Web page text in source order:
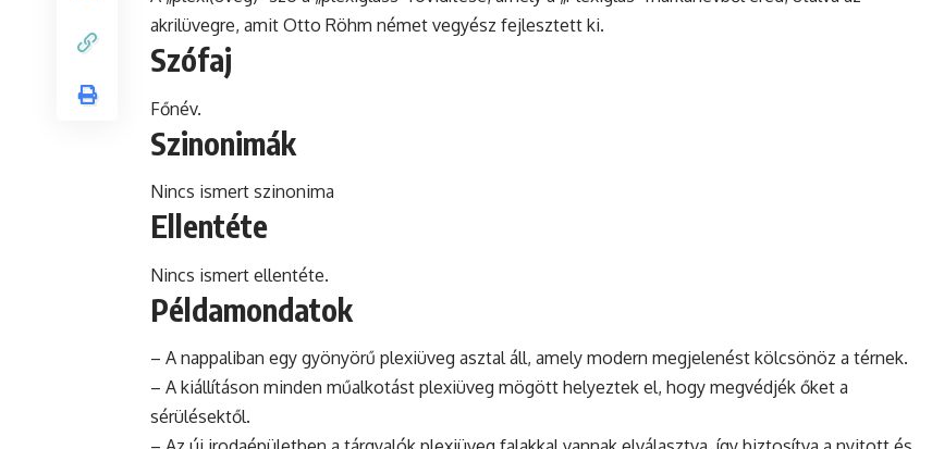
akrilüvegre, amit Otto Röhm német vegyész fejlesztett ki.
Szófaj
Főnév.
Szinonimák
Nincs ismert szinonima
Ellentéte
Nincs ismert ellentéte.
Példamondatok
– A nappaliban egy gyönyörű plexiüveg asztal áll, amely modern megjelenést kölcsönöz a térnek.
– A kiállításon minden műalkotást plexiüveg mögött helyeztek el, hogy megvédjék őket a
sérülésektől.